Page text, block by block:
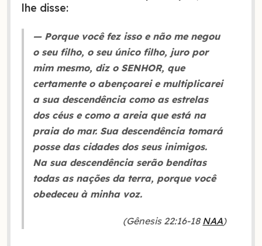
lhe disse:
— Porque você fez isso e não me negou
o seu filho, o seu único filho, juro por
mim mesmo, diz o SENHOR, que
certamente o abençoarei e multiplicarei
a sua descendência como as estrelas
dos céus e como a areia que está na
praia do mar. Sua descendência tomará
posse das cidades dos seus inimigos.
Na sua descendência serão benditas
todas as nações da terra, porque você
obedeceu à minha voz.
(Gênesis 22:16-18 NAA)